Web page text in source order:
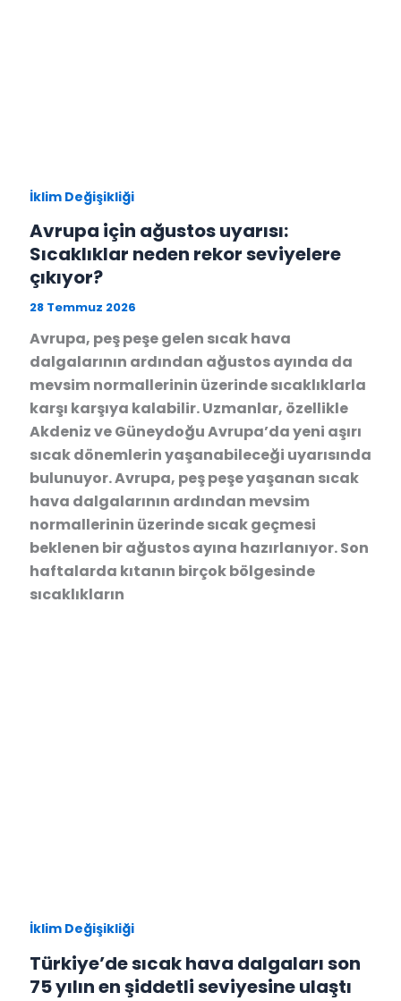
İklim Değişikliği
Avrupa için ağustos uyarısı:
Sıcaklıklar neden rekor seviyelere
çıkıyor?
28 Temmuz 2026
Avrupa, peş peşe gelen sıcak hava
dalgalarının ardından ağustos ayında da
mevsim normallerinin üzerinde sıcaklıklarla
karşı karşıya kalabilir. Uzmanlar, özellikle
Akdeniz ve Güneydoğu Avrupa’da yeni aşırı
sıcak dönemlerin yaşanabileceği uyarısında
bulunuyor. Avrupa, peş peşe yaşanan sıcak
hava dalgalarının ardından mevsim
normallerinin üzerinde sıcak geçmesi
beklenen bir ağustos ayına hazırlanıyor. Son
haftalarda kıtanın birçok bölgesinde
sıcaklıkların
İklim Değişikliği
Türkiye’de sıcak hava dalgaları son
75 yılın en şiddetli seviyesine ulaştı